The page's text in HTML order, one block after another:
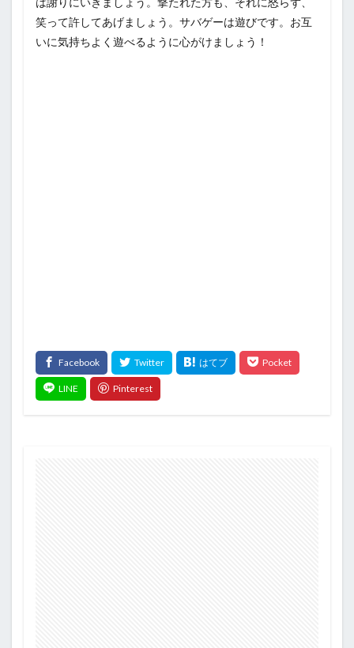
笑って許してあげましょう。サバゲーは遊びです。お互
いに気持ちよく遊べるように心がけましょう！